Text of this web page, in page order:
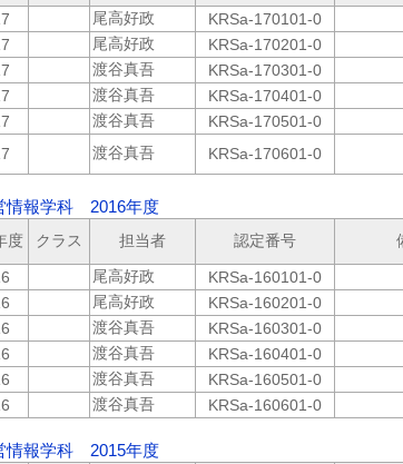
尾高好政
KRSa-170101-0
尾高好政
KRSa-170201-0
渡谷真吾
KRSa-170301-0
渡谷真吾
KRSa-170401-0
渡谷真吾
KRSa-170501-0
渡谷真吾 KRSa-170601-0
情報学科 2016年度
度 クラス 担当者 認定番号
尾高好政
KRSa-160101-0
尾高好政
KRSa-160201-0
渡谷真吾
KRSa-160301-0
渡谷真吾
KRSa-160401-0
渡谷真吾
KRSa-160501-0
渡谷真吾 KRSa-160601-0
情報学科 2015年度